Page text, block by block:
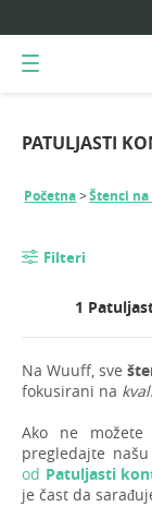
PATULJASTI
Početna Štenci
Filteri
1
Na Wuuff, sve
fokusirani na
Ako ne možete
pregledajte
od Patuljasti
je čast da